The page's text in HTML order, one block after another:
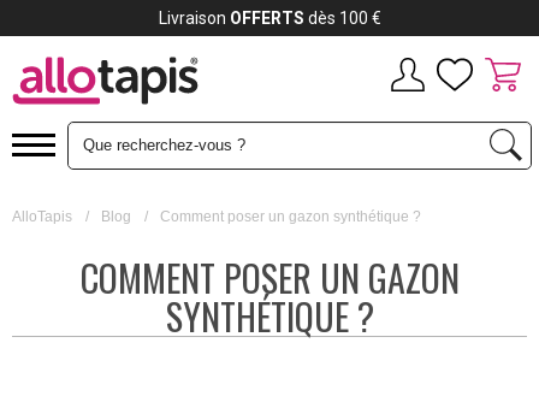
AlloTapis / Blog / Comment poser un gazon synthétique ?
COMMENT POSER UN GAZON
SYNTHÉTIQUE ?
Livraison OFFERTS dès 100 €